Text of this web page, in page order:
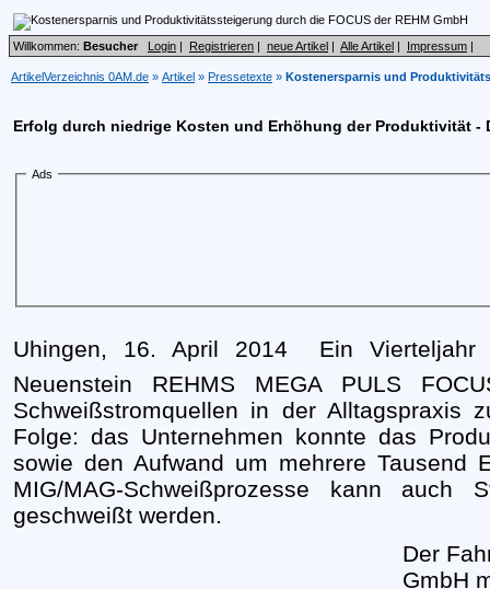
Willkommen: Besucher Login | Registrieren | neue Artikel | Alle Artikel | Impressum |
ArtikelVerzeichnis 0AM.de » Artikel » Pressetexte » Kostenersparnis und
Erfolg durch niedrige Kosten und Erhöhung der Produktivität -
Ads
Uhingen, 16. April 2014  Ein
Neuenstein REHMS MEGA PULS
Schweißstromquellen in der Alltagspraxis
Folge: das Unternehmen konnte das
sowie den Aufwand um mehrere Tausend
MIG/MAG-Schweißprozesse kann auch
geschweißt werden.
Der
GmbH